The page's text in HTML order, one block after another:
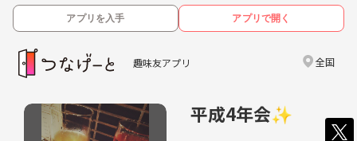
アプリを入手 アプリで開く
趣味友アプリ 全国
平成4年会✨